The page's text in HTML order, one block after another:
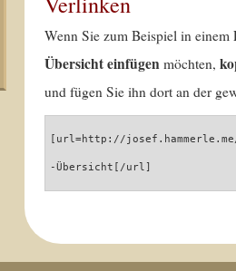
Wenn Sie zum Beispiel in
Übersicht einfügen möchten,
und fügen Sie ihn dort an der
[url=http://
-Übersicht[/url]